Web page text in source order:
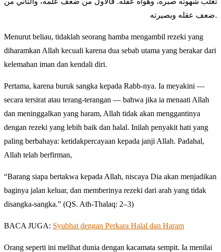
ضعف عقله وبصيرته.
Menurut beliau, tidaklah seorang hamba mengambil rezeki yang
diharamkan Allah kecuali karena dua sebab utama yang berakar dari
kelemahan iman dan kendali diri.
Pertama, karena buruk sangka kepada Rabb-nya. Ia meyakini —
secara tersirat atau terang-terangan — bahwa jika ia menaati Allah
dan meninggalkan yang haram, Allah tidak akan menggantinya
dengan rezeki yang lebih baik dan halal. Inilah penyakit hati yang
paling berbahaya: ketidakpercayaan kepada janji Allah. Padahal,
Allah telah berfirman,
“Barang siapa bertakwa kepada Allah, niscaya Dia akan menjadikan
baginya jalan keluar, dan memberinya rezeki dari arah yang tidak
disangka-sangka.” (QS. Ath-Thalaq: 2–3)
BACA JUGA: Syubhat dengan Perkara Halal dan Haram
Orang seperti ini melihat dunia dengan kacamata sempit. Ia menilai